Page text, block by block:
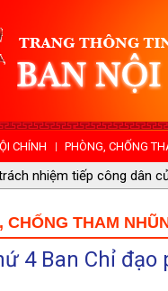
CHÍNH PHÒNG, CHỐNG
Chỉ đạo phòng, chống
CHỐNG THAM
4 Ban Chỉ